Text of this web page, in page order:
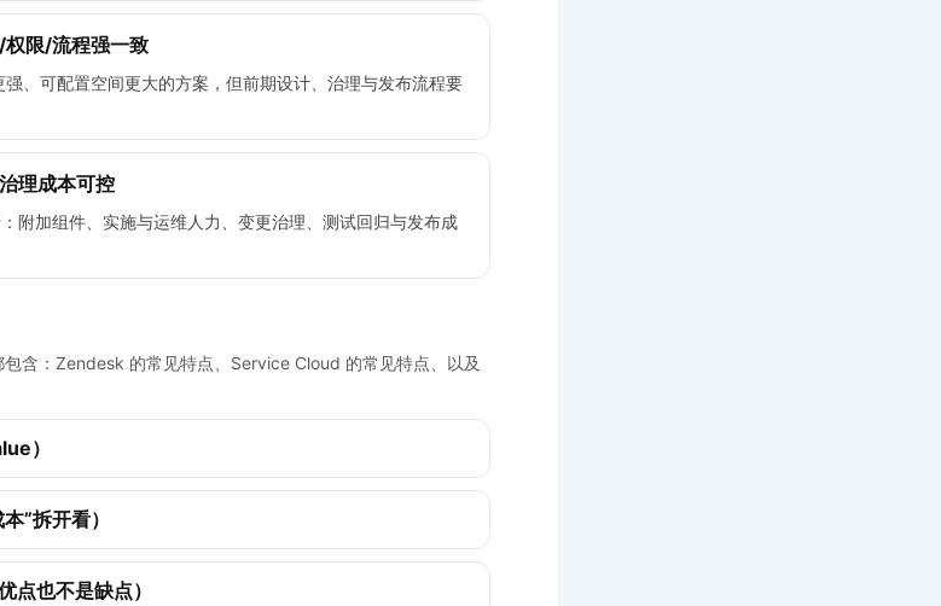
限/流程强一致
、可配置空间更大的方案，但前期设计、治理与发布流程要
理成本可控
附加组件、实施与运维人力、变更治理、测试回归与发布成
含：Zendesk 的常见特点、Service Cloud 的常见特点、以及
）
”拆开看）
点也不是缺点）